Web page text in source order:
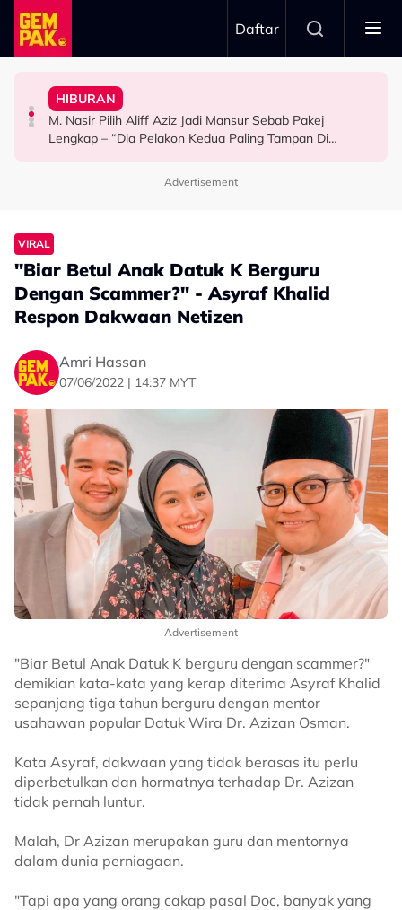
Skip to main content
Daftar
HIBURAN
M. Nasir Pilih Aliff Aziz, Melinda Dadew Hidupkan Kisah
Mansur & Liu
HIBURAN
M. Nasir Pilih Aliff Aziz Jadi Mansur Sebab Pakej
Lengkap – “Dia Pelakon Kedua Paling Tampan Di
GAYA HIDUP
Ramai Masih Bujang Bukan Kerana Memilih Tetapi...
HIBURAN
Impian Yusry Untuk Dikenali Sebagai Penyanyi Rock -
“Bila Saya Cakap Dengan Lisa Nak Buat…”
Advertisement
VIRAL
"Biar Betul Anak Datuk K Berguru
Dengan Scammer?" - Asyraf Khalid
Respon Dakwaan Netizen
Amri Hassan
07/06/2022 | 14:37 MYT
Advertisement
"Biar Betul Anak Datuk K berguru dengan scammer?"
demikian kata-kata yang kerap diterima Asyraf Khalid
sepanjang tiga tahun berguru dengan mentor
usahawan popular Datuk Wira Dr. Azizan Osman.
Kata Asyraf, dakwaan yang tidak berasas itu perlu
diperbetulkan dan hormatnya terhadap Dr. Azizan
tidak pernah luntur.
Malah, Dr Azizan merupakan guru dan mentornya
dalam dunia perniagaan.
"Tapi apa yang orang cakap pasal Doc, banyak yang